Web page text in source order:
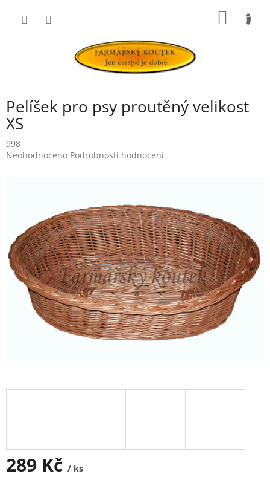
Pelíšek pro psy proutěný velikost
XS
998
Průměrné
hvězdiček.
Neohodnoceno Podrobnosti hodnocení
289 Kč / ks